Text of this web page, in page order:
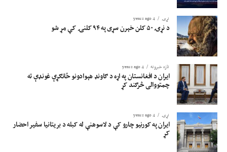
نړۍ 4 years ago
د نړۍ ۵۰ کلن خېرن سړی په ۹۴ کلنۍ کې مړ شو
تازه خبرونه 4 years ago
ایران د افغانستان په اړه د ګاونډ هېوادونو ځانګړې غونډې ته
چمتووالی څرګند کړ
نړۍ 4 years ago
ایران په کورنیو چارو کې د لاسوهنې له کبله د بریتانیا سفیر احضار
کړ